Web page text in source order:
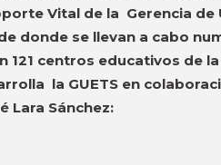
Vital de la Gerencia de
donde se llevan a cabo
121 centros educativos de
la GUETS en
Lara Sánchez: